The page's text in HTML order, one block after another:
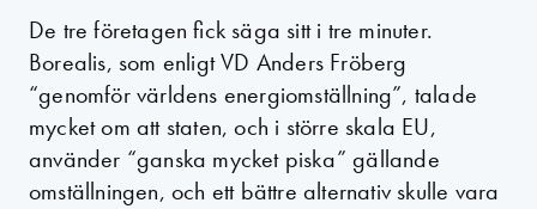
De tre företagen fick säga sitt i tre minuter.
Borealis, som enligt VD Anders Fröberg
“genomför världens energiomställning”, talade
mycket om att staten, och i större skala EU,
använder “ganska mycket piska” gällande
omställningen, och ett bättre alternativ skulle vara